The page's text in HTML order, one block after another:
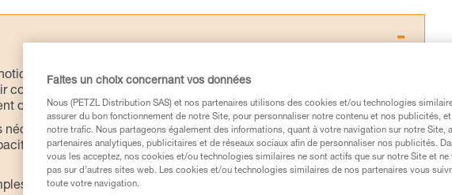
techniques des produits utilisés dans ce conseil avant de le
compris les informations de la notice technique pour pouvoir
d’informations.
nécessite une formation et un entraînement spécifique. Validez avec
à refaire la manipulation, seul, en toute sécurité, avant de la
de techniques liées à votre activité. Il peut en exister d’autres que
Faites un choix concernant vos données
Nous (PETZL Distribution SAS) et nos partenaires utilisons des cookies et/ou technologies
assurer du bon fonctionnement de notre Site, pour personnaliser notre contenu et nos publicités,
notre trafic. Nous partageons également des informations, quant à votre navigation sur notre Site,
partenaires analytiques, publicitaires et de réseaux sociaux afin de personnaliser nos publicités.
vous les acceptez, nos cookies et/ou technologies similaires ne sont actifs que sur notre Site et ne
pas sur d’autres sites web. Les cookies et/ou technologies similaires de nos partenaires vous
toute votre navigation.